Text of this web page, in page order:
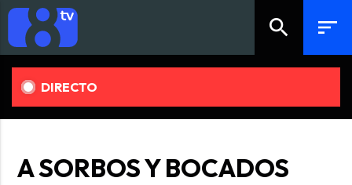
search sort
DIRECTO
A SORBOS Y BOCADOS